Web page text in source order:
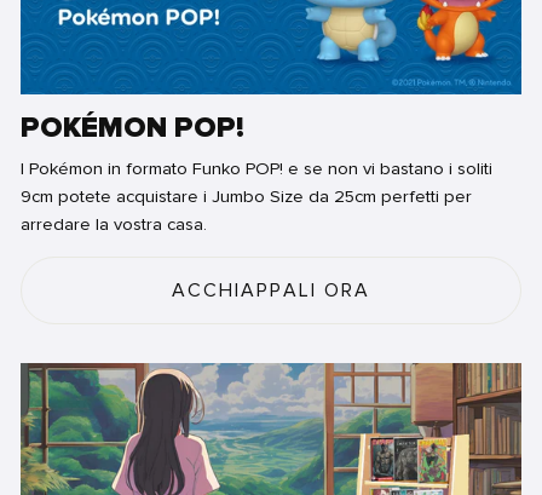
POKÉMON POP!
I Pokémon in formato Funko POP! e se non vi bastano i soliti
9cm potete acquistare i Jumbo Size da 25cm perfetti per
arredare la vostra casa.
ACCHIAPPALI ORA